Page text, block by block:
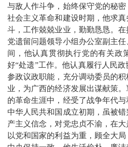
与敌人作斗争，始终保守党的秘
社会主义革命和建设时期，他求
斗，工作兢兢业业，勤勤恳恳。
党遗留问题领导小组办公室副主
间，他认真贯彻执行党的有关政
好“处遗”工作。他认真履行人民政
参政议政职能，充分调动委员的
业，为广西的经济发展出谋献策
的革命生涯中，经受了战争年代
中华人民共和国成立初期，虽被
产主义信念，对党忠贞不渝，在大
以党和国家的利益为重，顾全大